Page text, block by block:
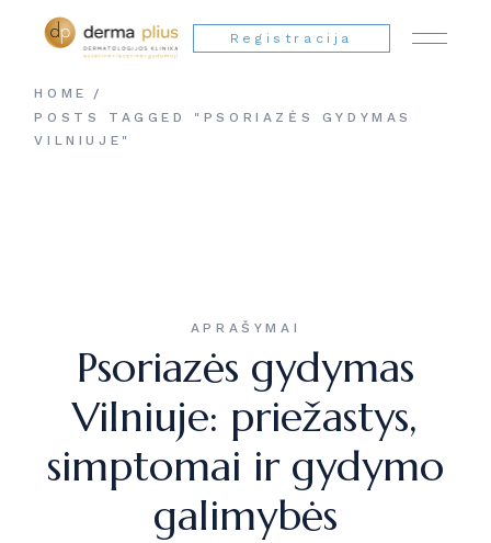
Registracija
HOME
POSTS TAGGED "PSORIAZĖS GYDYMAS
VILNIUJE"
APRAŠYMAI
Psoriazės gydymas
Vilniuje: priežastys,
simptomai ir gydymo
galimybės